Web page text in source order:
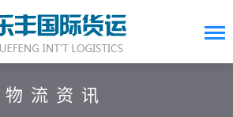
物流资讯